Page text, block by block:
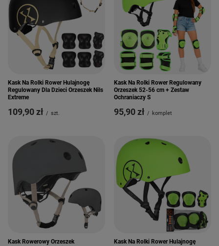
Kask Na Rolki Rower Hulajnogę
Regulowany Dla Dzieci Orzeszek Nils
Extreme
109,90 zł / szt.
Kask Na Rolki Rower Regulowany
Orzeszek 52-56 cm + Zestaw
Ochraniaczy S
95,90 zł / komplet
Kask Rowerowy Orzeszek
Kask Na Rolki Rower Hulajnogę